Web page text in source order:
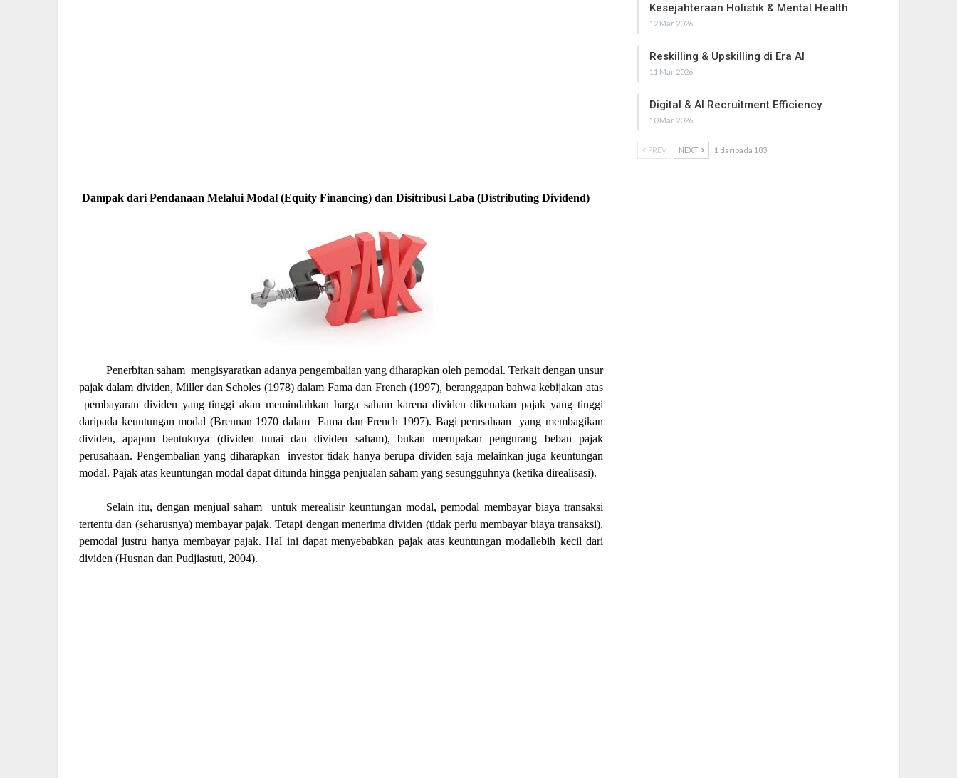
Dampak dari Pendanaan Melalui Modal (Equity Financing) dan Disitribusi Laba (Distributing Dividend)
Penerbitan saham mengisyaratkan adanya pengembalian yang diharapkan oleh pemodal. Terkait dengan unsur
pajak dalam dividen, Miller dan Scholes (1978) dalam Fama dan French (1997), beranggapan bahwa kebijakan atas
pembayaran dividen yang tinggi akan memindahkan harga saham karena dividen dikenakan pajak yang tinggi
daripada keuntungan modal (Brennan 1970 dalam
Fama dan French 1997). Bagi perusahaan
yang membagikan
dividen, apapun bentuknya (dividen tunai dan dividen saham), bukan merupakan pengurang beban pajak
perusahaan. Pengembalian yang diharapkan
investor tidak hanya berupa dividen saja melainkan juga keuntungan
modal. Pajak atas keuntungan modal dapat ditunda hingga penjualan saham yang sesungguhnya (ketika direalisasi).
Selain itu, dengan menjual saham
untuk merealisir keuntungan modal, pemodal membayar biaya transaksi
tertentu dan (seharusnya) membayar pajak. Tetapi dengan menerima dividen (tidak perlu membayar biaya transaksi),
pemodal justru hanya membayar pajak. Hal ini dapat menyebabkan pajak atas keuntungan modallebih kecil dari
dividen (Husnan dan Pudjiastuti, 2004).
Kesejahteraan Holistik & Mental Health
12 Mar 2026
Reskilling & Upskilling di Era AI
11 Mar 2026
Digital & AI Recruitment Efficiency
10 Mar 2026
PREV NEXT 1 daripada 183